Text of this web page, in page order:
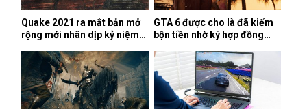
Quake 2021 ra mắt bản mở
rộng mới nhân dịp kỷ niệm
the Machine
GTA 6 được cho là đã kiếm
bộn tiền nhờ ký hợp đồng